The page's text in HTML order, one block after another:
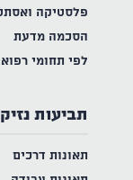
פלסטיקה
הסכמה מדעת
לפי תחומי
תביעות
תאונות דרכים